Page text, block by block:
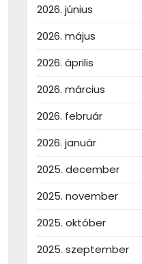
2026. június
2026. május
2026. április
2026. március
2026. február
2026. január
2025. december
2025. november
2025. október
2025. szeptember